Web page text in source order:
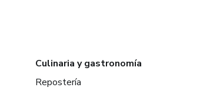
Culinaria y gastronomía
Repostería